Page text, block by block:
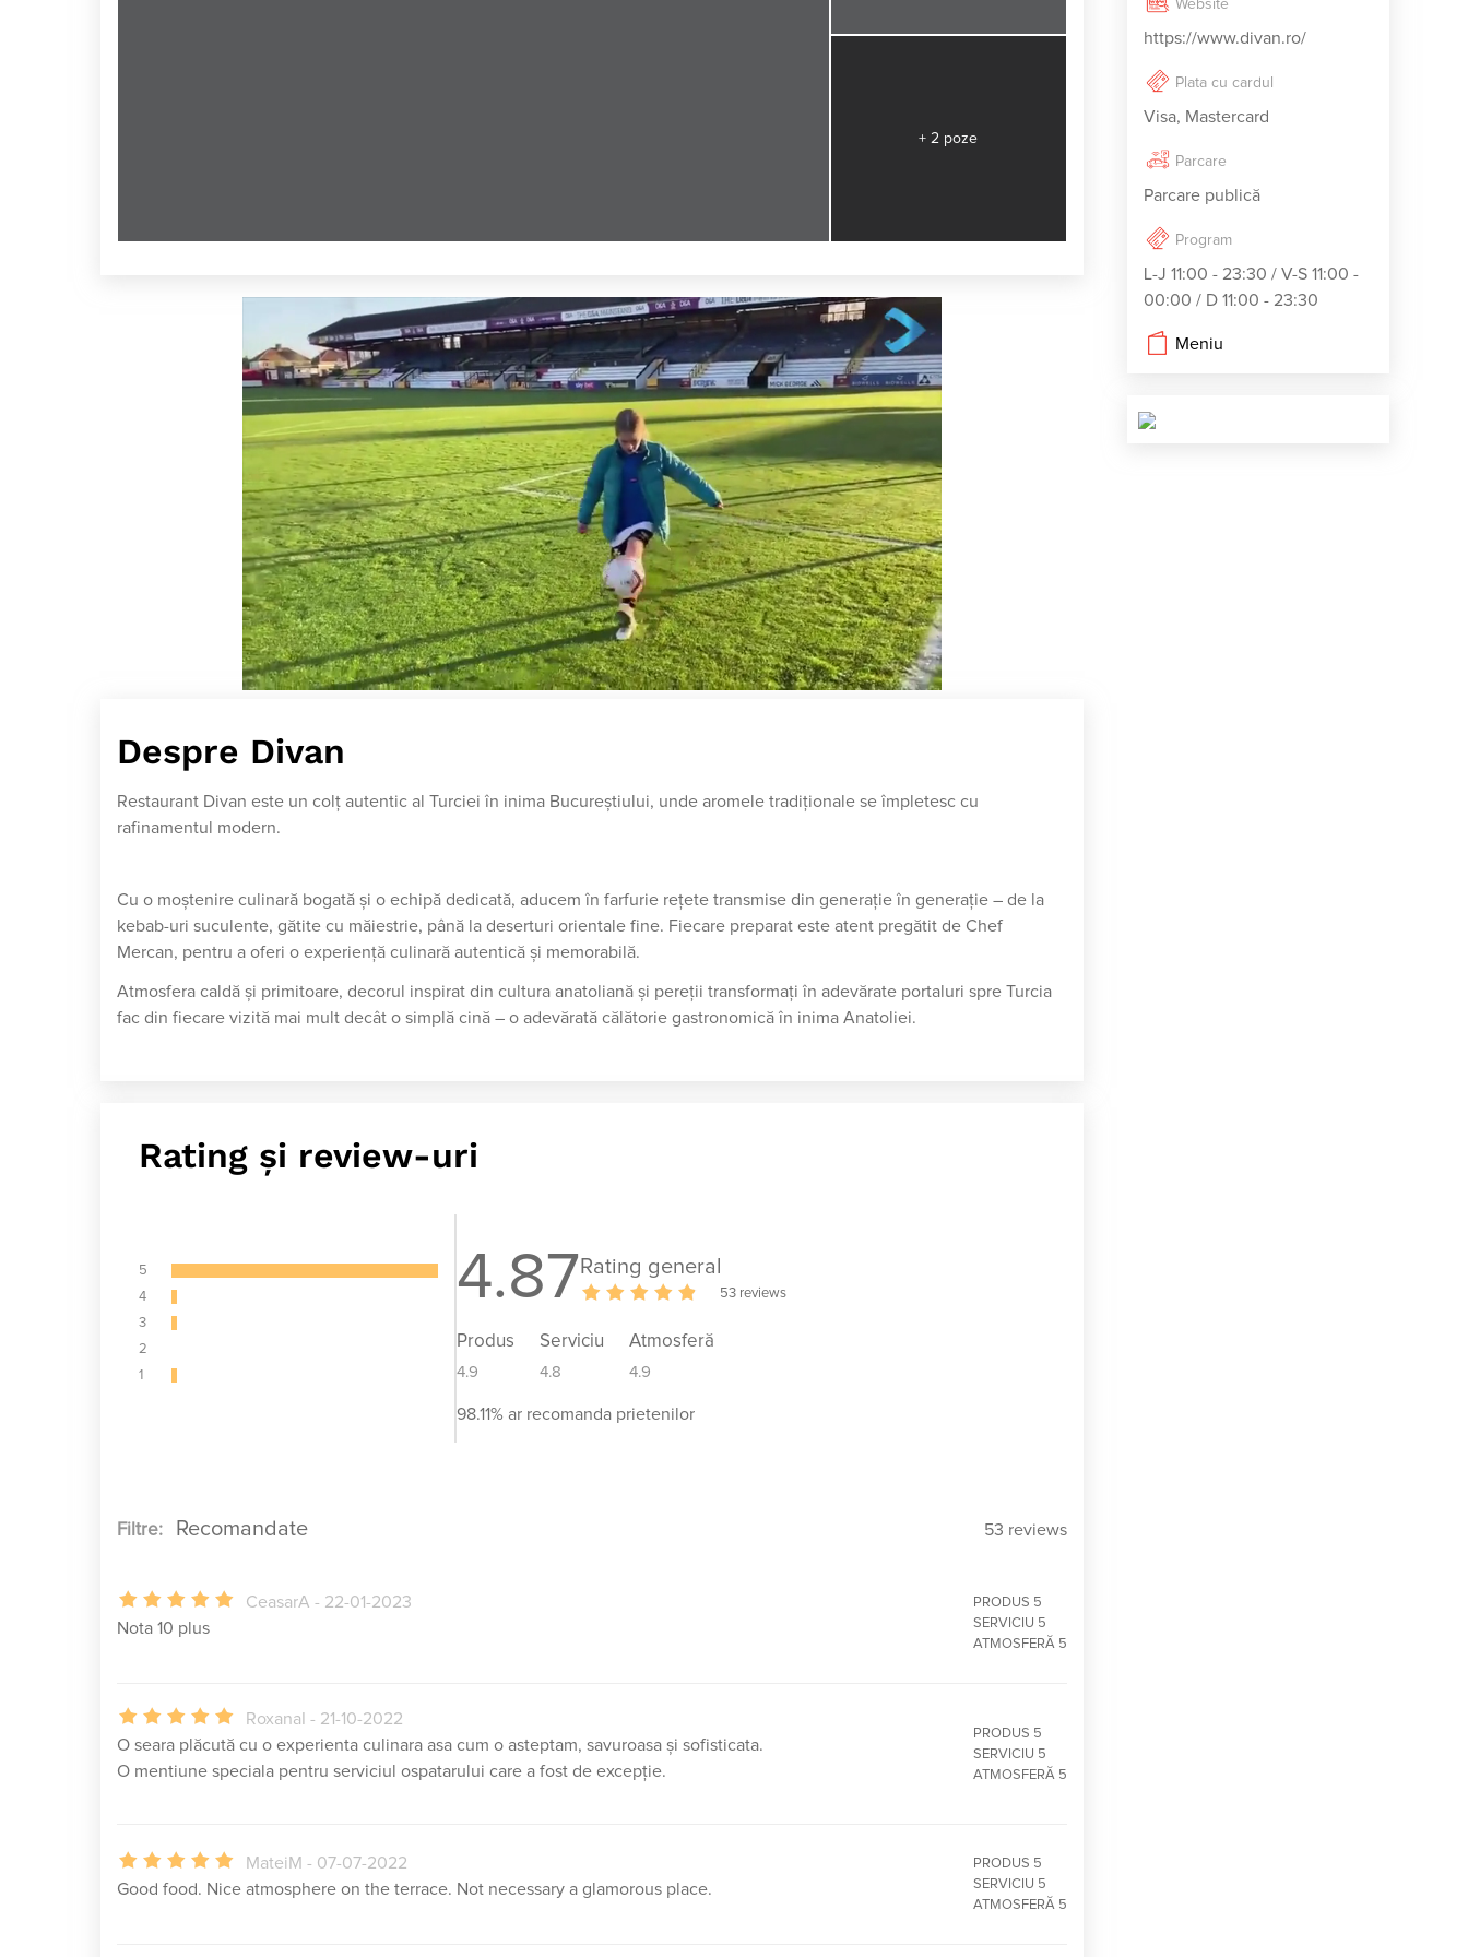
+ 2 poze
Next video in 5
Despre Divan
Restaurant Divan este un colț autentic al Turciei în inima Bucureștiului, unde aromele tradiționale se împletesc cu
rafinamentul modern.
Cu o moștenire culinară bogată și o echipă dedicată, aducem în farfurie rețete transmise din generație în generație – de la
kebab-uri suculente, gătite cu măiestrie, până la deserturi orientale fine. Fiecare preparat este atent pregătit de Chef
Mercan, pentru a oferi o experiență culinară autentică și memorabilă.
Atmosfera caldă și primitoare, decorul inspirat din cultura anatoliană și pereții transformați în adevărate portaluri spre Turcia
fac din fiecare vizită mai mult decât o simplă cină – o adevărată călătorie gastronomică în inima Anatoliei.
Rating și review-uri
5
4
3
2
1
4.87 Rating general
53 reviews
Produs
4.9
Serviciu
4.8
Atmosferă
4.9
98.11% ar recomanda prietenilor
Filtre: 53 reviews
CeasarA - 22-01-2023
Nota 10 plus
PRODUS 5
SERVICIU 5
ATMOSFERĂ 5
RoxanaI - 21-10-2022
O seara plăcută cu o experienta culinara asa cum o asteptam, savuroasa și sofisticata.
O mentiune speciala pentru serviciul ospatarului care a fost de excepție.
PRODUS 5
SERVICIU 5
ATMOSFERĂ 5
MateiM - 07-07-2022
Good food. Nice atmosphere on the terrace. Not necessary a glamorous place.
PRODUS 5
SERVICIU 5
ATMOSFERĂ 5
Website
https://www.divan.ro/
Plata cu cardul
Visa, Mastercard
Parcare
Parcare publică
Program
L-J 11:00 - 23:30 / V-S 11:00 -
00:00 / D 11:00 - 23:30
Meniu